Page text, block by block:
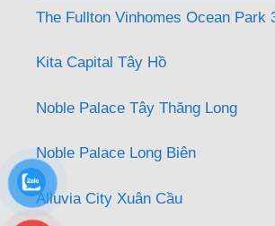
The Fullton Vinhomes Ocean Park
Kita Capital Tây Hồ
Noble Palace Tây Thăng Long
Noble Palace Long Biên
Alluvia City Xuân Cầu